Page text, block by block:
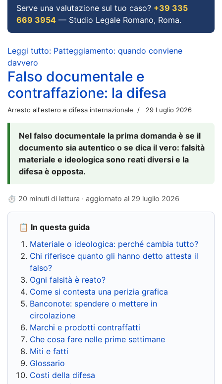
Serve una valutazione sul tuo caso? +39 335
669 3954 — Studio Legale Romano, Roma.
Leggi tutto: Patteggiamento: quando conviene
davvero
Falso documentale e
contraffazione: la difesa
Arresto all'estero e difesa internazionale 29 Luglio 2026
Nel falso documentale la prima domanda è se il
documento sia autentico o se dica il vero: falsità
materiale e ideologica sono reati diversi e la
difesa è opposta.
⏱ 20 minuti di lettura · aggiornato al 29 luglio 2026
📋 In questa guida
Materiale o ideologica: perché cambia tutto?
Chi riferisce quanto gli hanno detto attesta il
falso?
Ogni falsità è reato?
Come si contesta una perizia grafica
Banconote: spendere o mettere in
circolazione
Marchi e prodotti contraffatti
Che cosa fare nelle prime settimane
Miti e fatti
Glossario
Costi della difesa